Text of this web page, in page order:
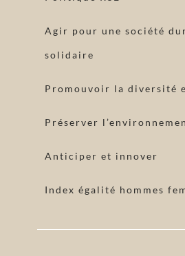
Agir pour une société
solidaire
Promouvoir la diversité
Préserver
Anticiper et innover
Index égalité hommes